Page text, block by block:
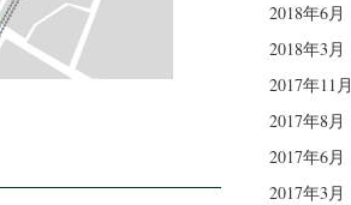
2018年6月
2018年3月
2017年11月
2017年8月
2017年6月
2017年3月